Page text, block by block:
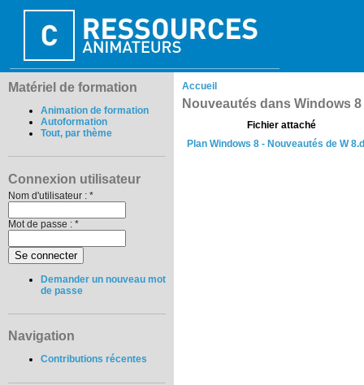
Matériel de formation
Animation de formation
Autoformation
Tout, par thème
Connexion utilisateur
Nom d'utilisateur : *
Mot de passe : *
Demander un nouveau mot
de passe
Navigation
Contributions récentes
Accueil
Nouveautés dans Windows 8
Fichier attaché
Plan Windows 8 - Nouveautés de W